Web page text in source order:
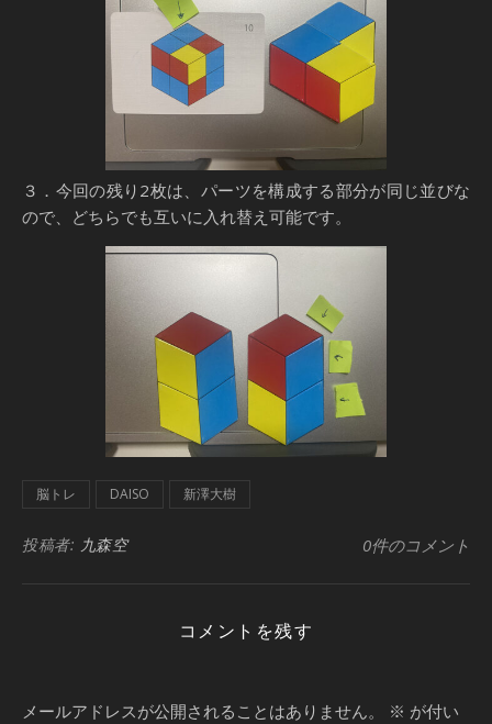
３．今回の残り2枚は、パーツを構成する部分が同じ並びな
ので、どちらでも互いに入れ替え可能です。
脳トレ DAISO 新澤大樹
投稿者: 九森空 0件のコメント
コメントを残す
メールアドレスが公開されることはありません。 ※ が付い